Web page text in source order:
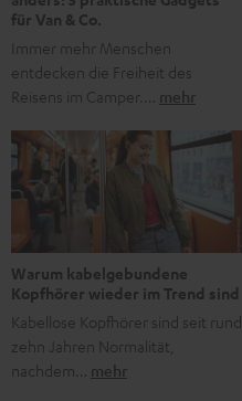
für Van & Co.
Immer mehr Menschen
entdecken die Freiheit des
Reisens im Camper.… mehr
Warum kabelgebundene
Kopfhörer wieder im Trend sind
Kabellose Kopfhörer sind seit rund
zehn Jahren Normalität,
nachdem… mehr